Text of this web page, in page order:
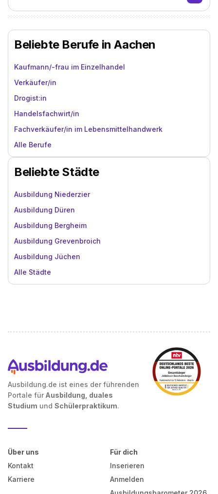
Beliebte Berufe in Aachen
Kaufmann/-frau im Einzelhandel
Verkäufer/in
Drogist:in
Handelsfachwirt/in
Fachverkäufer/in im Lebensmittelhandwerk
Alle Berufe
Beliebte Städte
Ausbildung Niederzier
Ausbildung Düren
Ausbildung Bergheim
Ausbildung Grevenbroich
Ausbildung Jüchen
Alle Städte
Ausbildung.de ist eines der führenden
Portale für Ausbildung, duales
Studium und Schülerpraktikum.
Über uns
Kontakt
Karriere
Für dich
Inserieren
Anmelden